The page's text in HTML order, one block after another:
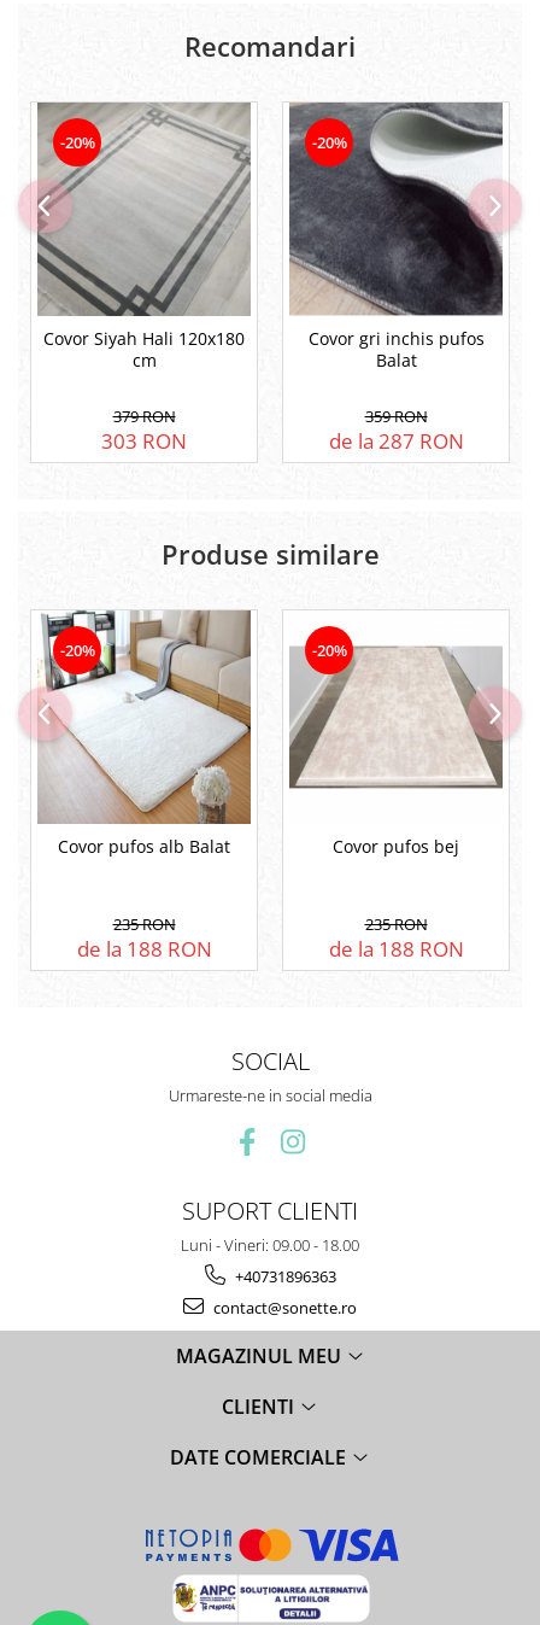
Recomandari
-20%
Covor Siyah Hali 120x180
cm
379 RON
303 RON
-20%
Covor gri inchis pufos
Balat
359 RON
de la 287 RON
Produse similare
-20%
Covor pufos alb Balat
235 RON
de la 188 RON
-20%
Covor pufos bej
235 RON
de la 188 RON
SOCIAL
Urmareste-ne in social media
SUPORT CLIENTI
Luni - Vineri: 09.00 - 18.00
+40731896363
contact@sonette.ro
MAGAZINUL MEU
CLIENTI
DATE COMERCIALE